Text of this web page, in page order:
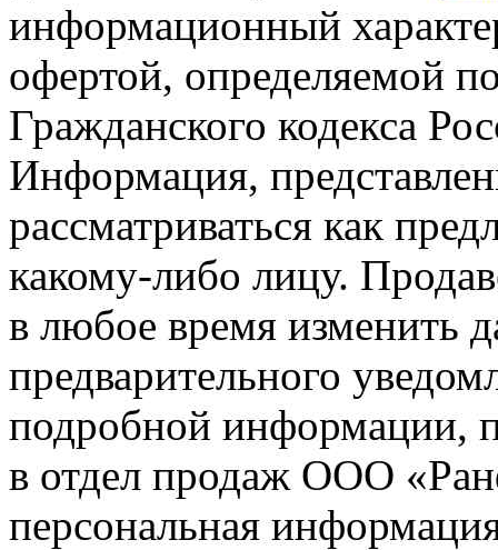
информационный
офертой, определяемой
Гражданского кодекса
Информация,
рассматриваться как
какому-либо лицу.
в любое время изменить
предварительного
подробной информации,
в отдел продаж ООО
персональная